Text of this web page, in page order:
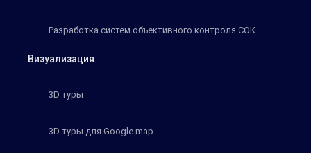
Разработка систем объективного контроля СОК
Визуализация
3D туры
3D туры для Google map